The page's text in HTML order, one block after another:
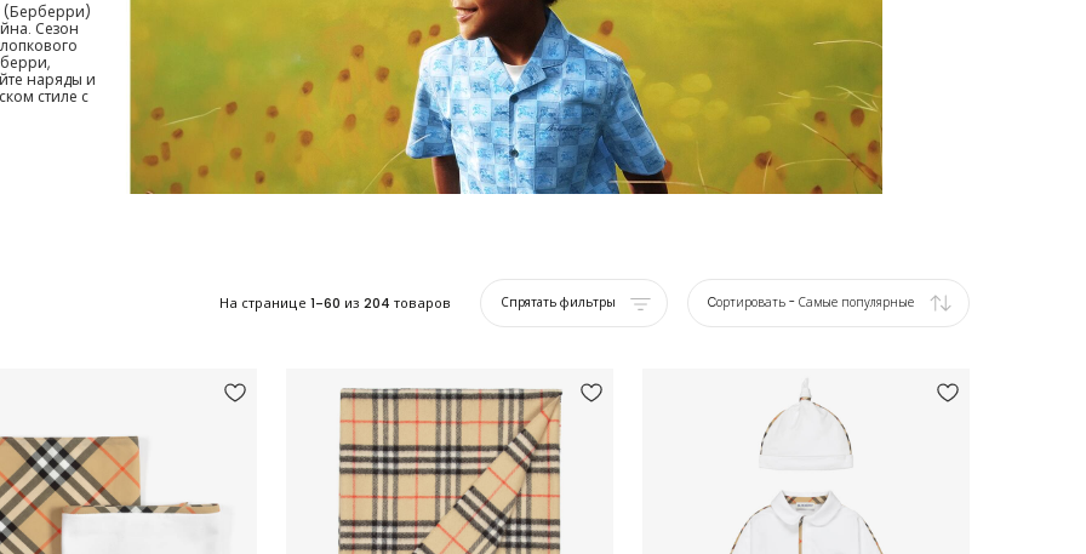
(Берберри)
Сезон
наряды и
стиле с
На странице 1-60 из 204 товаров Спрятать фильтры Cортировать - Самые популярные